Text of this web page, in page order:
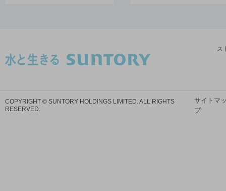
ス
COPYRIGHT © SUNTORY HOLDINGS LIMITED.ALL RIGHTS
RESERVED.
サイトマ
プ